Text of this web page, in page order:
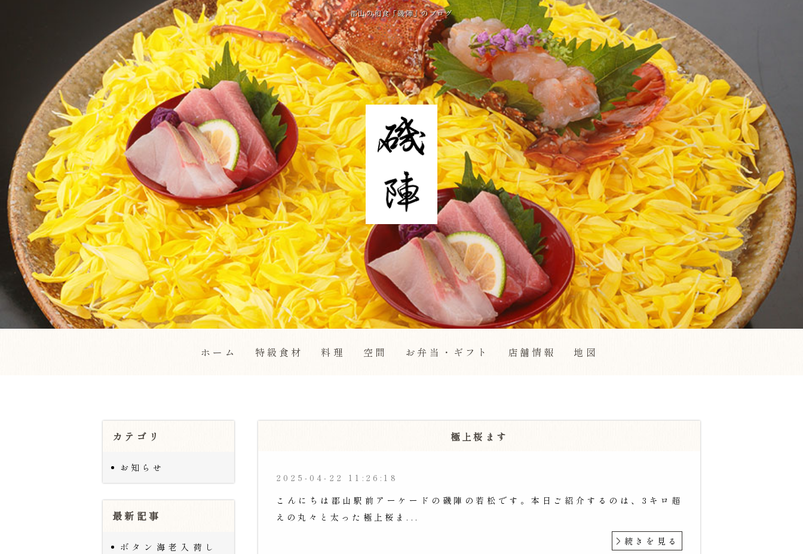
郡山の和食「磯陣」のブログ
ホーム 特級食材 料理 空間 お弁当・ギフト 店舗情報 地図
カテゴリ
お知らせ
最新記事
ボタン海老入荷し
極上桜ます
2025-04-22 11:26:18
こんにちは郡山駅前アーケードの磯陣の若松です。本日ご紹介するのは、3キロ超
えの丸々と太った極上桜ま...
続きを見る